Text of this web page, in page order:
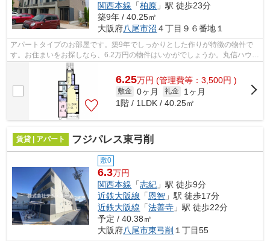
関西本線 「柏原 」駅 徒歩23分
築9年 / 40.25㎡
大阪府八尾市沼 ４丁目９６番地１
アパートタイプのお部屋です。築9年でしっかりとした作りが特徴の物件で
す。お住まいをお探しなら、6.2万円の物件はいかがでしょうか。丸信ハウス
Ⅱ：志紀駅にも近くて便利。テム・ホー...
6.25万円 (管理費等：3,500円 )
敷金 0ヶ月 礼金
1ヶ月
1階 / 1LDK / 40.25㎡
賃貸 | アパート フジパレス東弓削
敷0
6.3万円
関西本線 「志紀 」駅 徒歩9分
近鉄大阪線 「恩智 」駅 徒歩17分
近鉄大阪線 「法善寺 」駅 徒歩22分
予定 / 40.38㎡
大阪府八尾市東弓削 １丁目55